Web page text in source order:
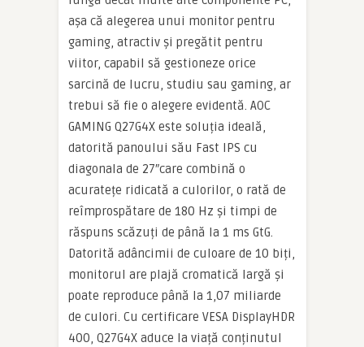
așa că alegerea unui monitor pentru
gaming, atractiv și pregătit pentru
viitor, capabil să gestioneze orice
sarcină de lucru, studiu sau gaming, ar
trebui să fie o alegere evidentă. AOC
GAMING Q27G4X este soluția ideală,
datorită panoului său Fast IPS cu
diagonala de 27″care combină o
acuratețe ridicată a culorilor, o rată de
reîmprospătare de 180 Hz și timpi de
răspuns scăzuți de până la 1 ms GtG.
Datorită adâncimii de culoare de 10 biți,
monitorul are plajă cromatică largă și
poate reproduce până la 1,07 miliarde
de culori. Cu certificare VESA DisplayHDR
400, Q27G4X aduce la viață conținutul